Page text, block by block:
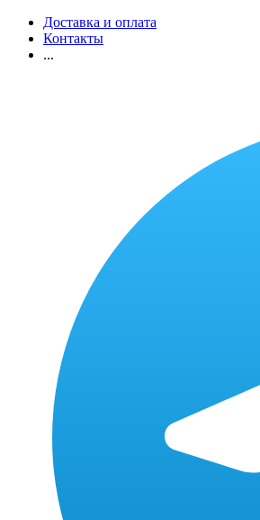
Доставка и оплата
Контакты
...